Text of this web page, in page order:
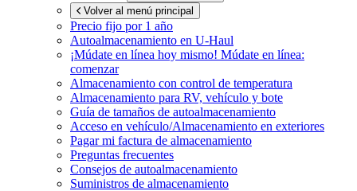
Volver al menú principal
Precio fijo por 1 año
Autoalmacenamiento en U-Haul
¡Múdate en línea hoy mismo! Múdate en línea:
comenzar
Almacenamiento con control de temperatura
Almacenamiento para RV, vehículo y bote
Guía de tamaños de autoalmacenamiento
Acceso en vehículo/Almacenamiento en exteriores
Pagar mi factura de almacenamiento
Preguntas frecuentes
Consejos de autoalmacenamiento
Suministros de almacenamiento